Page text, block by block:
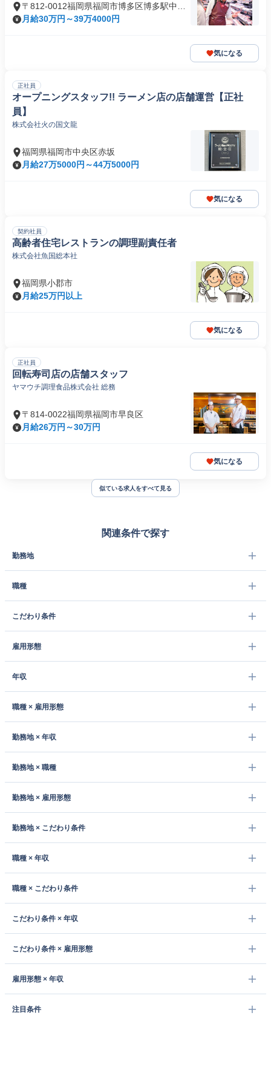
〒812-0012福岡県福岡市博多区博多駅中央
街
月給30万円～39万4000円
気になる
正社員
オープニングスタッフ!! ラーメン店の店舗運営【正社
員】
株式会社火の国文龍
福岡県福岡市中央区赤坂
月給27万5000円～44万5000円
気になる
契約社員
高齢者住宅レストランの調理副責任者
株式会社魚国総本社
福岡県小郡市
月給25万円以上
気になる
正社員
回転寿司店の店舗スタッフ
ヤマウチ調理食品株式会社 総務
〒814-0022福岡県福岡市早良区
月給26万円～30万円
気になる
似ている求人をすべて見る
関連条件で探す
勤務地
職種
こだわり条件
雇用形態
年収
職種 × 雇用形態
勤務地 × 年収
勤務地 × 職種
勤務地 × 雇用形態
勤務地 × こだわり条件
職種 × 年収
職種 × こだわり条件
こだわり条件 × 年収
こだわり条件 × 雇用形態
雇用形態 × 年収
注目条件